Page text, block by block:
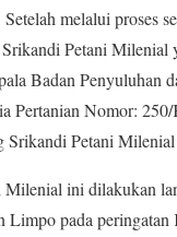
melalui proses
Petani Milenial
Badan Penyuluhan
Pertanian Nomor:
Srikandi Petani
Milenial ini dilakukan
Limpo pada peringatan